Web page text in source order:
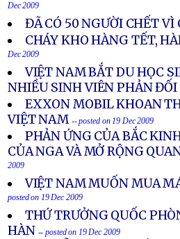
Dec 2009
ĐÃ CÓ 50 NGƯỜI CHẾT VÌ
CHÁY KHO HÀNG TẾT,
Dec 2009
VIỆT NAM BẮT DU HỌC
NHIỀU SINH VIÊN PHẢN
EXXON MOBIL KHOAN
VIỆT NAM -- posted on 19 Dec 2009
PHẢN ỨNG CỦA BẮC
CỦA NGA VÀ MỞ RỘNG
2009
VIỆT NAM MUỐN MUA
posted on 19 Dec 2009
THỨ TRƯỞNG QUỐC
HÀN -- posted on 19 Dec 2009